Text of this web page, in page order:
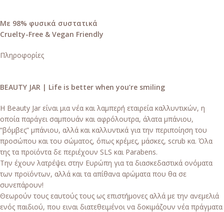
Με 98% φυσικά συστατικά
Cruelty-Free & Vegan Friendly
Πληροφορίες
BEAUTY JAR | Life is better when you’re smiling
Η Beauty Jar είναι μια νέα και λαμπερή εταιρεία καλλυντικών, η
οποία παράγει σαμπουάν και αφρόλουτρα, άλατα μπάνιου,
“βόμβες” μπάνιου, αλλά και καλλυντικά για την περιποίηση του
προσώπου και του σώματος, όπως κρέμες, μάσκες, scrub κα. Όλα
της τα προϊόντα δε περιέχουν SLS και Parabens.
Την έχουν λατρέψει στην Ευρώπη για τα διασκεδαστικά ονόματα
των προϊόντων, αλλά και τα απίθανα αρώματα που θα σε
συνεπάρουν!
Θεωρούν τους εαυτούς τους ως επιστήμονες αλλά με την ανεμελιά
ενός παιδιού, που ειναι διατεθειμένοι να δοκιμάζουν νέα πράγματα